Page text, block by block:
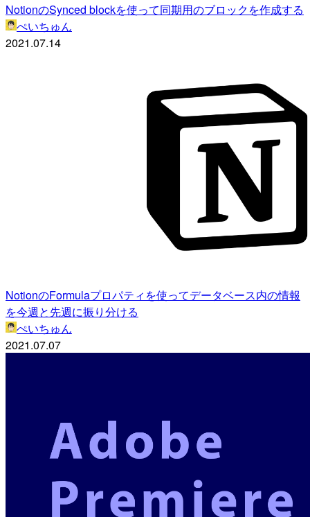
NotionのSynced blockを使って同期用のブロックを作成する
ぺいちゅん
2021.07.14
NotionのFormulaプロパティを使ってデータベース内の情報
を今週と先週に振り分ける
ぺいちゅん
2021.07.07